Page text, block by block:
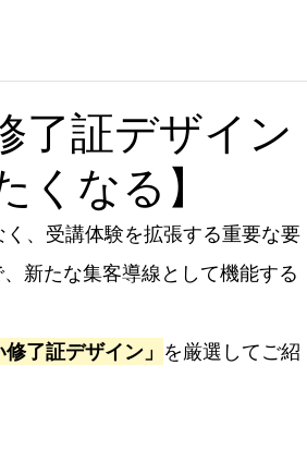
了証デザイン
なる】
、受講体験を拡張する重要な要
新たな集客導線として機能する
了証デザイン」 を厳選してご紹